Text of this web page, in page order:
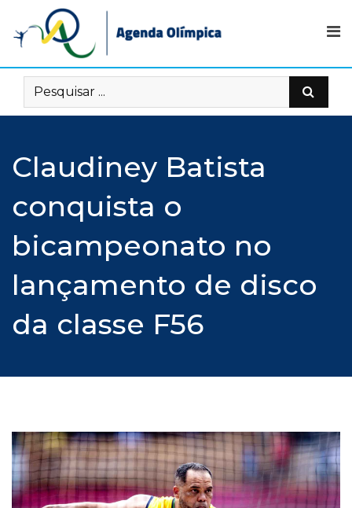
content
Claudiney Batista
conquista o
bicampeonato no
lançamento de disco
da classe F56